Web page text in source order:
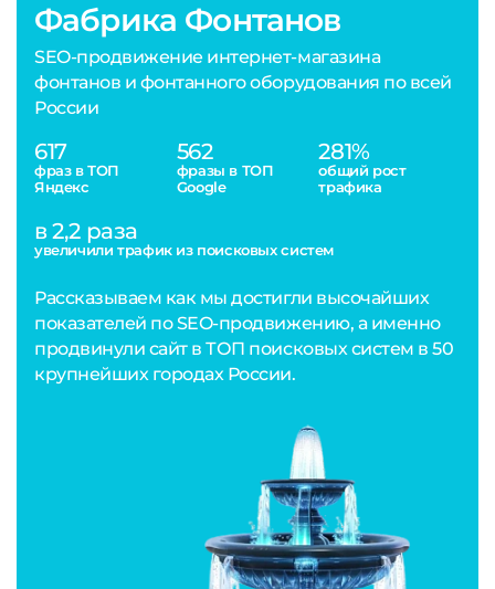
Фабрика Фонтанов
SEO-продвижение интернет-магазина
фонтанов и фонтанного оборудования по всей
России
617
фраз в ТОП
Яндекс
562
фразы в ТОП
Google
281%
общий рост
трафика
в 2,2 раза
увеличили трафик из поисковых систем
Рассказываем как мы достигли высочайших
показателей по SEO-продвижению, а именно
продвинули сайт в ТОП поисковых систем в 50
крупнейших городах России.